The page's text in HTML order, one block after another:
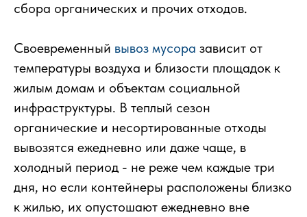
сбора органических и прочих отходов.
Своевременный вывоз мусора зависит от
температуры воздуха и близости площадок к
жилым домам и объектам социальной
инфраструктуры. В теплый сезон
органические и несортированные отходы
вывозятся ежедневно или даже чаще, в
холодный период - не реже чем каждые три
дня, но если контейнеры расположены близко
к жилью, их опустошают ежедневно вне